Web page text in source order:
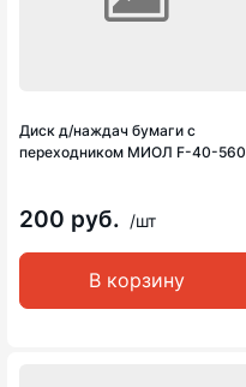
Диск д/наждач бумаги с
переходником МИОЛ F-40-560
200 руб. /шт
В корзину